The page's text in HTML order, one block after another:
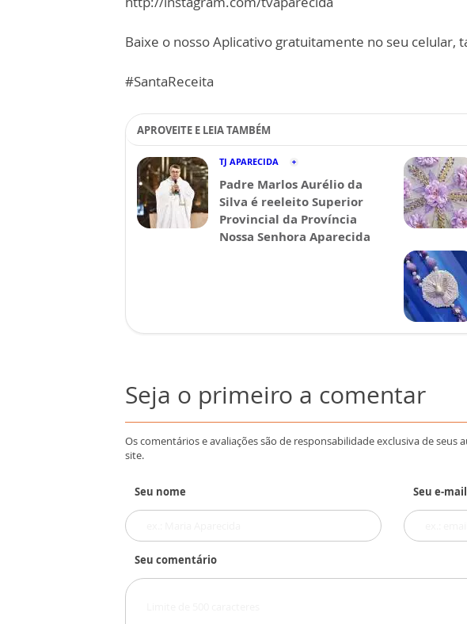
Baixe o nosso Aplicativo gratuitamente no seu celular,
#SantaReceita
APROVEITE E LEIA TAMBÉM
TJ APARECIDA
Padre Marlos Aurélio da
Silva é reeleito Superior
Provincial da Província
Nossa Senhora Aparecida
Seja o primeiro a comentar
Os comentários e avaliações são de responsabilidade exclusiva de
site.
Seu nome Seu e-mail
Seu comentário